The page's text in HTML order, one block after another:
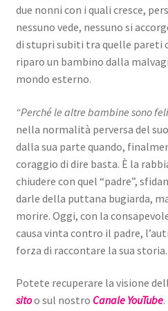
due nonni con i quali cresce,
nessuno vede, nessuno si
di stupri subiti tra quelle pareti
riparo un bambino dalla
mondo esterno.
“Perché le altre bambine sono
nella normalità perversa del
dalla sua parte quando,
coraggio di dire basta. È la
chiudere con quel “padre”,
darle della puttana bugiarda,
morire. Oggi, con la
causa vinta contro il padre,
forza di raccontare la sua storia.
Potete recuperare la visione
sitoo sul nostro Canale YouTube.